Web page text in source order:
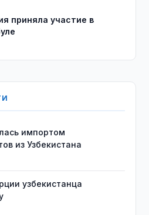
приняла участие в
импортом
из Узбекистана
узбекистанца